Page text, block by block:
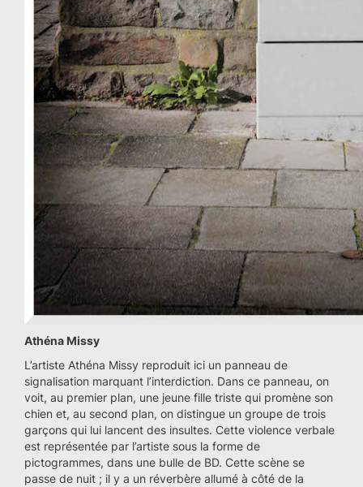
Athéna Missy
L’artiste Athéna Missy reproduit ici un panneau de
signalisation marquant l’interdiction. Dans ce panneau, on
voit, au premier plan, une jeune fille triste qui promène son
chien et, au second plan, on distingue un groupe de trois
garçons qui lui lancent des insultes. Cette violence verbale
est représentée par l’artiste sous la forme de
pictogrammes, dans une bulle de BD. Cette scène se
passe de nuit ; il y a un réverbère allumé à côté de la